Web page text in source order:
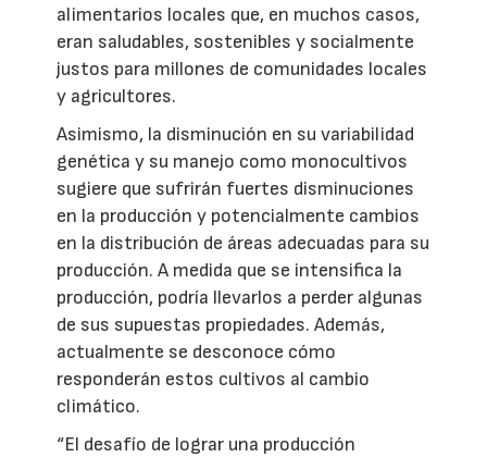
alimentarios locales que, en muchos casos,
eran saludables, sostenibles y socialmente
justos para millones de comunidades locales
y agricultores.
Asimismo, la disminución en su variabilidad
genética y su manejo como monocultivos
sugiere que sufrirán fuertes disminuciones
en la producción y potencialmente cambios
en la distribución de áreas adecuadas para su
producción. A medida que se intensifica la
producción, podría llevarlos a perder algunas
de sus supuestas propiedades. Además,
actualmente se desconoce cómo
responderán estos cultivos al cambio
climático.
“El desafío de lograr una producción